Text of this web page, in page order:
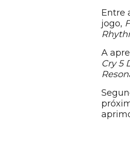
Entre
jogo,
A
Cry 5